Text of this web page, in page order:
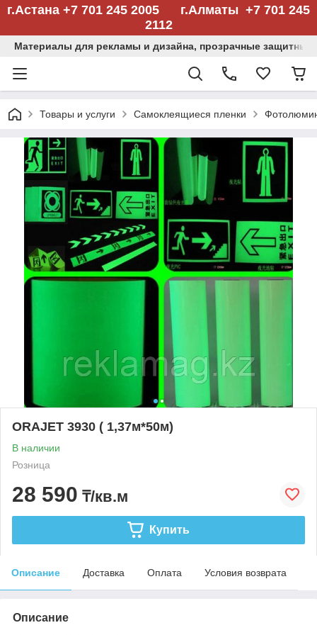
г.Астана +7 701 245 2005 г.Алматы +7 701 245
2112
Материалы для рекламы и дизайна, прозрачные защитные
Товары и услуги Самоклеящиеся пленки
ORAJET 3930 ( 1,37м*50м)
В наличии
Розница
28 590 ₸/кв.м
Купить
Описание Доставка Оплата Условия возврата
Описание